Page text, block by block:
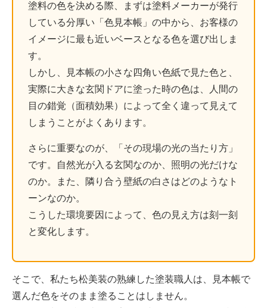
塗料の色を決める際、まずは塗料メーカーが発行
している分厚い「色見本帳」の中から、お客様の
イメージに最も近いベースとなる色を選び出しま
す。
しかし、見本帳の小さな四角い色紙で見た色と、
実際に大きな玄関ドアに塗った時の色は、人間の
目の錯覚（面積効果）によって全く違って見えて
しまうことがよくあります。
さらに重要なのが、「その現場の光の当たり方」
です。自然光が入る玄関なのか、照明の光だけな
のか。また、隣り合う壁紙の白さはどのようなト
ーンなのか。
こうした環境要因によって、色の見え方は刻一刻
と変化します。
そこで、私たち松美装の熟練した塗装職人は、見本帳で
選んだ色をそのまま塗ることはしません。